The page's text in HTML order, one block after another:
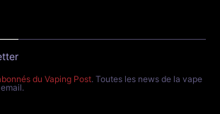
du Vaping Post. Toutes les news de la vape